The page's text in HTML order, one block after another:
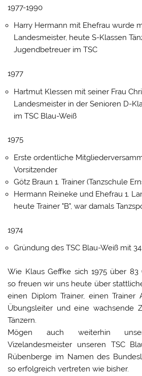
1977-1990
Harry Hermann mit Ehefrau wurde
Landesmeister, heute S-Klassen
Jugendbetreuer im TSC
1977
Hartmut Klessen mit seiner Frau
Landesmeister in der Senioren D-
im TSC Blau-Weiß
1975
Erste ordentliche
Vorsitzender
Götz Braun 1. Trainer (Tanzschule
Hermann Reineke und Ehefrau 1.
heute Trainer "B", war damals
1974
Gründung des TSC Blau-Weiß mit
Wie Klaus Geffke sich 1975 über
so freuen wir uns heute über
einen Diplom Trainer, einen Trainer
Übungsleiter und eine wachsende
Tänzern.
Mögen auch weiterhin
Vizelandesmeister unseren TSC
Rübenberge im Namen des
so erfolgreich vertreten wie bisher.